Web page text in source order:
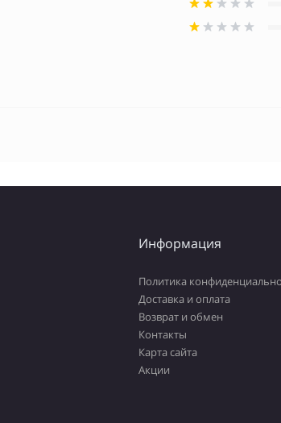
Информация
Политика
Доставка и оплата
Возврат и обмен
Контакты
Карта сайта
Акции